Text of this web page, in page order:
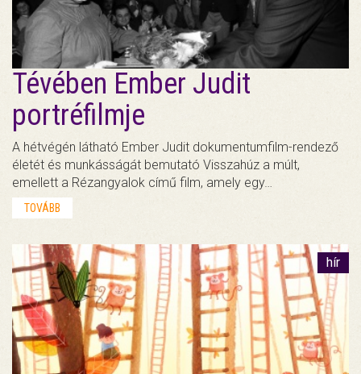
Tévében Ember Judit
portréfilmje
A hétvégén látható Ember Judit dokumentumfilm-rendező
életét és munkásságát bemutató Visszahúz a múlt,
emellett a Rézangyalok című film, amely egy…
TOVÁBB
hír